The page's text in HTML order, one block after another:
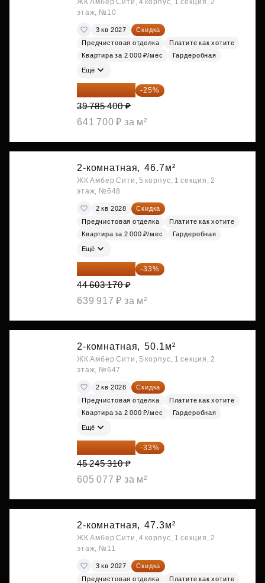
ЖК Амбер Сити, 4 корпус, 1 секция, 2
этаж, №10
3 кв 2027
Скидка
Предчистовая отделка
Платите как хотите
Квартира за 2 000 ₽/мес
Гардеробная
Ещё
29 839 050 ₽ -25%
39 785 400 ₽
641 700 ₽ за м²
2-комнатная, 46.7м²
ЖК Амбер Сити, 5 корпус, 1 секция, 2
этаж, №648
2 кв 2028
Скидка
Предчистовая отделка
Платите как хотите
Квартира за 2 000 ₽/мес
Гардеробная
Ещё
29 884 124 ₽ -33%
44 603 170 ₽
639 917 ₽ за м²
2-комнатная, 50.1м²
ЖК Амбер Сити, 5 корпус, 1 секция, 2
этаж, №647
2 кв 2028
Скидка
Предчистовая отделка
Платите как хотите
Квартира за 2 000 ₽/мес
Гардеробная
Ещё
30 314 358 ₽ -33%
45 245 310 ₽
605 077 ₽ за м²
2-комнатная, 47.3м²
ЖК Амбер Сити, 4 корпус, 1 секция, 2
этаж, №11
3 кв 2027
Скидка
Предчистовая отделка
Платите как хотите